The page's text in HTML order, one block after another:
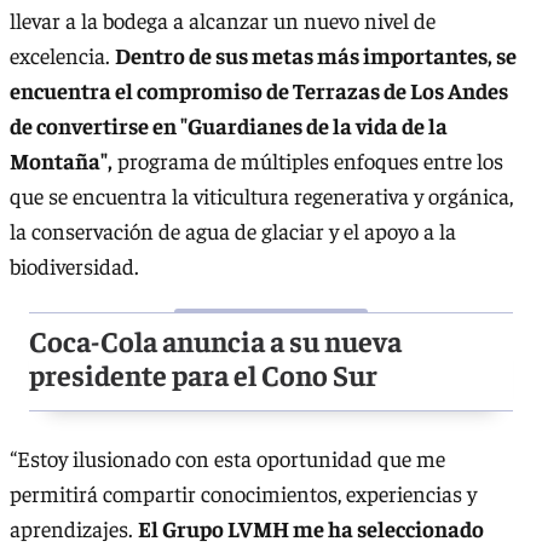
llevar a la bodega a alcanzar un nuevo nivel de
excelencia. Dentro de sus metas más importantes, se
encuentra el compromiso de Terrazas de Los Andes
de convertirse en "Guardianes de la vida de la
Montaña",programa de múltiples enfoques entre los
que se encuentra la viticultura regenerativa y orgánica,
la conservación de agua de glaciar y el apoyo a la
biodiversidad.
Coca-Cola anuncia a su nueva
presidente para el Cono Sur
“Estoy ilusionado con esta oportunidad que me
permitirá compartir conocimientos, experiencias y
aprendizajes. El Grupo LVMH me ha seleccionado